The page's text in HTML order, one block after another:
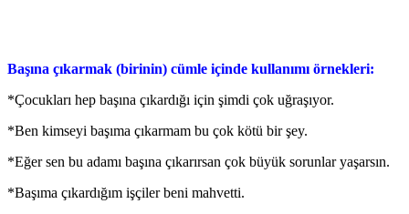
Başına çıkarmak (birinin) cümle içinde kullanımı örnekleri:
*Çocukları hep başına çıkardığı için şimdi çok uğraşıyor.
*Ben kimseyi başıma çıkarmam bu çok kötü bir şey.
*Eğer sen bu adamı başına çıkarırsan çok büyük sorunlar yaşarsın.
*Başıma çıkardığım işçiler beni mahvetti.